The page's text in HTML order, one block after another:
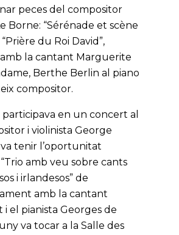
peces del compositor
Borne: “Sérénade et scène
“Prière du Roi David”,
la cantant Marguerite
Berthe Berlin al piano
compositor.
participava en un concert al
i violinista George
tenir l’oportunitat
amb veu sobre cants
i irlandesos” de
amb la cantant
el pianista Georges de
va tocar a la Salle des